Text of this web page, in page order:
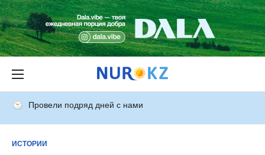
Провели подряд дней с нами
ИСТОРИИ